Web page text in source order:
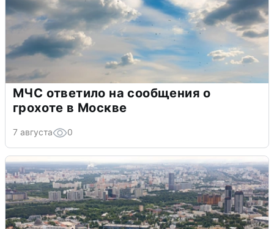
МЧС ответило на сообщения о
грохоте в Москве
7 августа 0